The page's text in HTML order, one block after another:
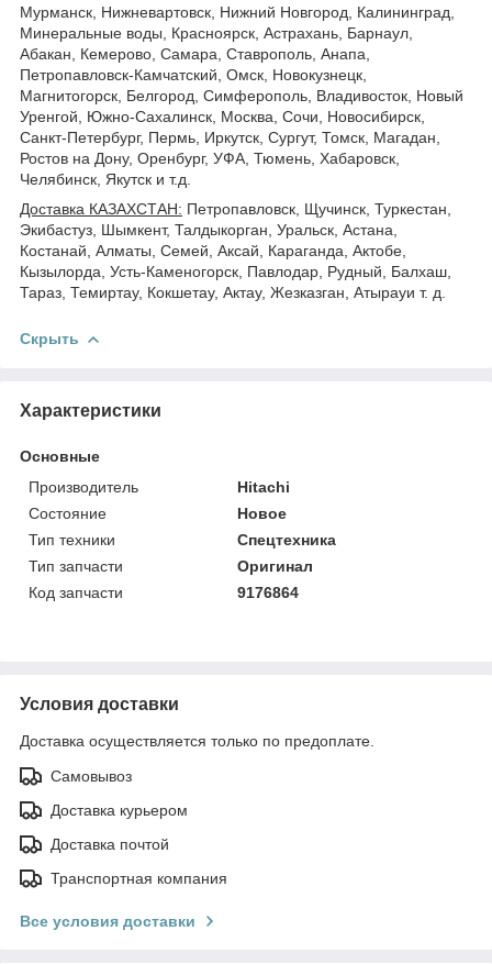
Мурманск, Нижневартовск, Нижний Новгород, Калининград,
Минеральные воды, Красноярск, Астрахань, Барнаул,
Абакан, Кемерово, Самара, Ставрополь, Анапа,
Петропавловск-Камчатский, Омск, Новокузнецк,
Магнитогорск, Белгород, Симферополь, Владивосток, Новый
Уренгой, Южно-Сахалинск, Москва, Сочи, Новосибирск,
Санкт-Петербург, Пермь, Иркутск, Сургут, Томск, Магадан,
Ростов на Дону, Оренбург, УФА, Тюмень, Хабаровск,
Челябинск, Якутск и т.д.
Доставка КАЗАХСТАН: Петропавловск, Щучинск, Туркестан,
Экибастуз, Шымкент, Талдыкорган, Уральск, Астана,
Костанай, Алматы, Семей, Аксай, Караганда, Актобе,
Кызылорда, Усть-Каменогорск, Павлодар, Рудный, Балхаш,
Тараз, Темиртау, Кокшетау, Актау, Жезказган, Атырауи т. д.
Скрыть
Характеристики
Основные
Производитель
Hitachi
Состояние
Новое
Тип техники
Спецтехника
Тип запчасти
Оригинал
Код запчасти
9176864
Условия доставки
Доставка осуществляется только по предоплате.
Самовывоз
Доставка курьером
Доставка почтой
Транспортная компания
Все условия доставки